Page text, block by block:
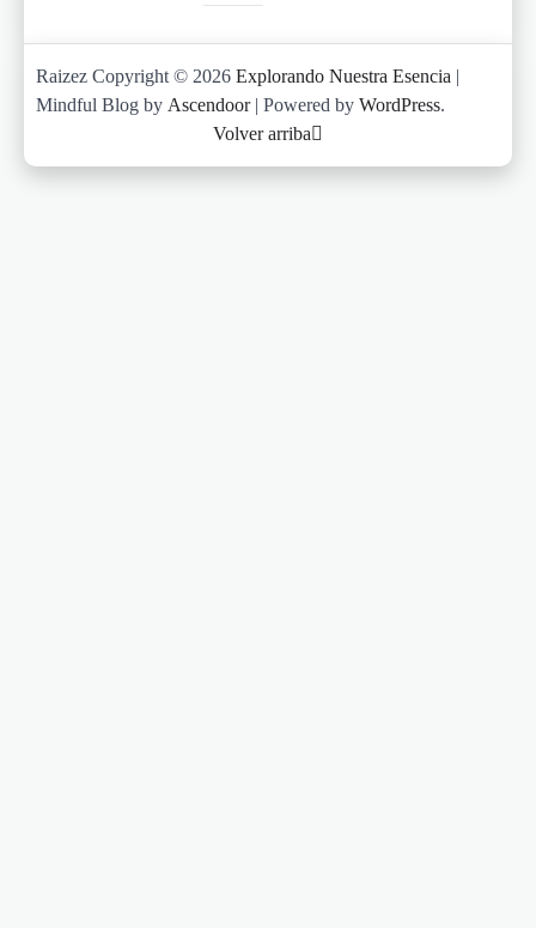
Raizez Copyright © 2026 Explorando Nuestra Esencia |
Mindful Blog by Ascendoor| Powered by WordPress.
Volver arriba